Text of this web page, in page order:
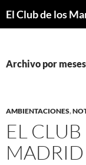
El Club de los
Archivo por
AMBIENTACIONES,
EL CLUB
MADRID